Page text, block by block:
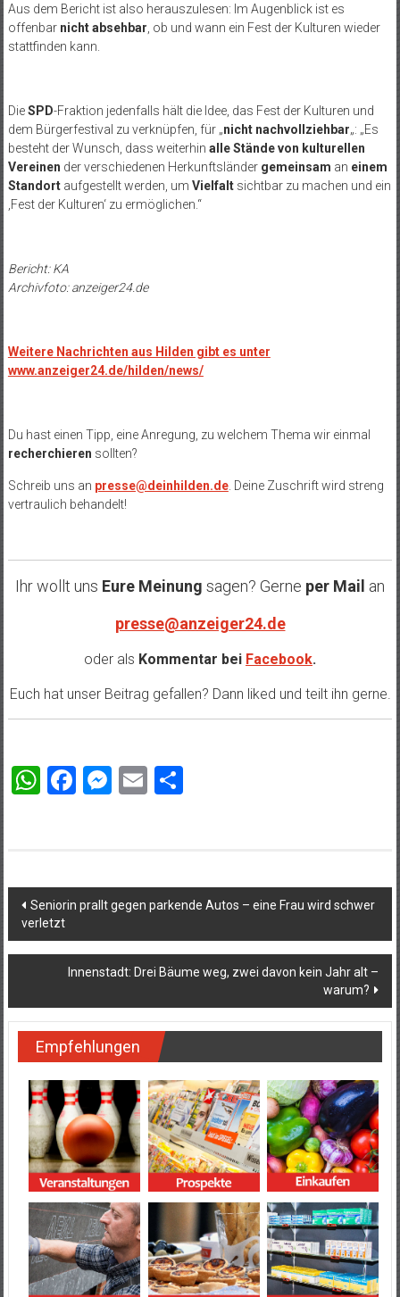
Aus dem Bericht ist also herauszulesen: Im Augenblick ist es
offenbar nicht absehbar , ob und wann ein Fest der Kulturen wieder
stattfinden kann.
DieSPD-Fraktion jedenfalls hält die Idee, das Fest der Kulturen und
dem Bürgerfestival zu verknüpfen, für „nicht nachvollziehbar„: „Es
besteht der Wunsch, dass weiterhin alle Stände von kulturellen
Vereinen der verschiedenen Herkunftsländer gemeinsam an einem
Standortaufgestellt werden, um Vielfaltsichtbar zu machen und ein
‚Fest der Kulturen‘ zu ermöglichen.“
Bericht: KA
Archivfoto: anzeiger24.de
Weitere Nachrichten aus Hilden gibt es unter
www.anzeiger24.de/hilden/news/
Du hast einen Tipp, eine Anregung, zu welchem Thema wir einmal
recherchieren sollten?
Schreib uns an presse@deinhilden.de. Deine Zuschrift wird streng
vertraulich behandelt!
Ihr wollt uns Eure Meinung sagen? Gerne per Mail an
presse@anzeiger24.de
oder als Kommentar bei Facebook.
Euch hat unser Beitrag gefallen? Dann liked und teilt ihn gerne.
WhatsApp
Facebook
Messenger
EmailTeilen
Beitragsnavigation
Seniorin prallt gegen parkende Autos – eine Frau wird schwer
verletzt
Innenstadt: Drei Bäume weg, zwei davon kein Jahr alt –
warum?
Empfehlungen